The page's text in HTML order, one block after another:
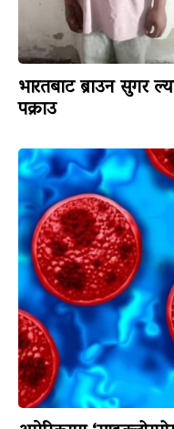
भारतबाट ब्राउन
पक्राउ